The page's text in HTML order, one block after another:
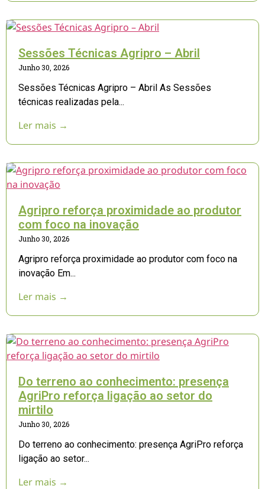
Sessões Técnicas Agripro – Abril
Junho 30, 2026
Sessões Técnicas Agripro – Abril As Sessões
técnicas realizadas pela...
Ler mais →
Agripro reforça proximidade ao produtor
com foco na inovação
Junho 30, 2026
Agripro reforça proximidade ao produtor com foco na
inovação Em...
Ler mais →
Do terreno ao conhecimento: presença
AgriPro reforça ligação ao setor do
mirtilo
Junho 30, 2026
Do terreno ao conhecimento: presença AgriPro reforça
ligação ao setor...
Ler mais →